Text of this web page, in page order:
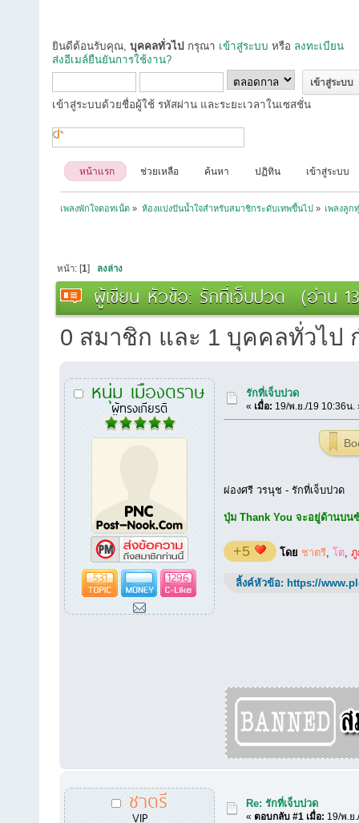
ยินดีต้อนรับคุณ, บุคคลทั่วไป กรุณา เข้าสู่ระบบ หรือ ลงทะเบียน
ส่งอีเมล์ยืนยันการใช้งาน?
เข้าสู่ระบบด้วยชื่อผู้ใช้ รหัสผ่าน และระยะเวลาในเซสชั่น
หน้าแรก ช่วยเหลือ ค้นหา ปฏิทิน เข้าสู่ระบบ
เพลงพักใจดอทเน็ต » ห้องแบ่งปันน้ำใจสำหรับสมาชิกระดับเทพขึ้นไป » เพลงลูก
หน้า: [1] ลงล่าง
ผู้เขียน หัวข้อ: รักที่เจ็บปวด (อ่าน
0 สมาชิก และ 1 บุคคลทั่วไป
หนุ่ม เมืองตราษ
ผู้ทรงเกียรติ
531 1296
รักที่เจ็บปวด
« เมื่อ: 19/พ.ย./19 10:36น.
ผ่องศรี วรนุช - รักที่เจ็บปวด
ปุ่ม Thank You จะอยู่ด้านบน
+5 โดย ชาตรี, โต,
ลิ้งค์หัวข้อ: https://
ชาตรี
VIP
Re: รักที่เจ็บปวด
«ตอบกลับ #1 เมื่อ: 19/พ.ย